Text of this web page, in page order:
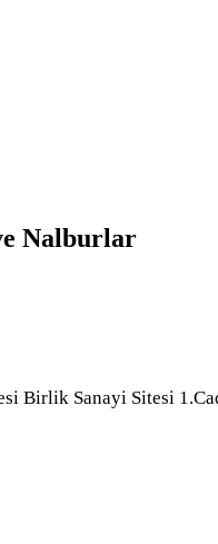
Nalburlar
Birlik Sanayi Sitesi